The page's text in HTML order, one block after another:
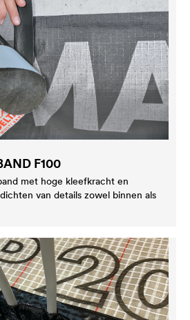
F100
met hoge kleefkracht en
van details zowel binnen als